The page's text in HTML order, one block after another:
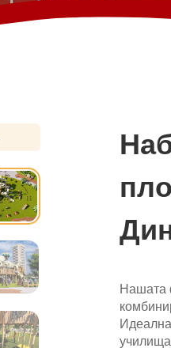
Нашата